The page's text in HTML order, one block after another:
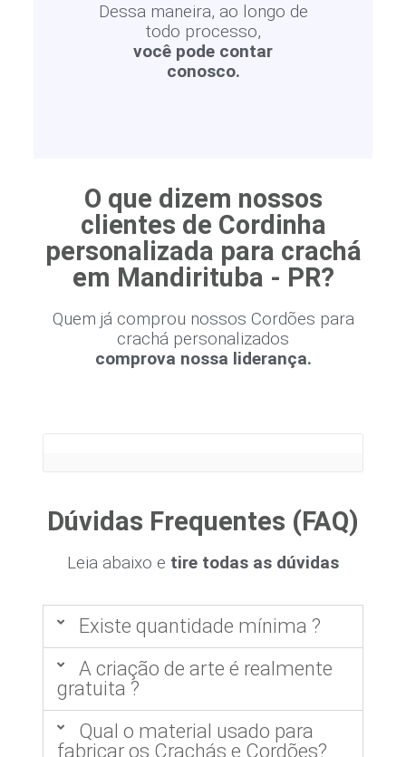
Dessa maneira, ao longo de
todo processo,
você pode contar
conosco.
O que dizem nossos
clientes de Cordinha
personalizada para crachá
em Mandirituba - PR?
Quem já comprou nossos Cordões para
crachá personalizados
comprova nossa liderança.
Dúvidas Frequentes (FAQ)
Leia abaixo e tire todas as dúvidas
Existe quantidade mínima ?
A criação de arte é realmente
gratuita ?
Qual o material usado para
fabricar os Crachás e Cordões?